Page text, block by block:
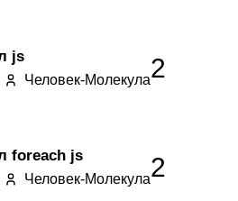
js
Человек-Молекула2
foreach js
Человек-Молекула2